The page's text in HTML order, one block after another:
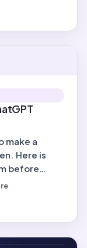
make a
Here is
before